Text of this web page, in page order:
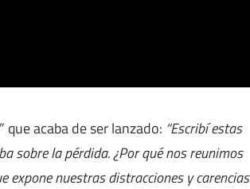
que acaba de ser lanzado: “Escribí estas
sobre la pérdida. ¿Por qué nos reunimos
expone nuestras distracciones y carencias